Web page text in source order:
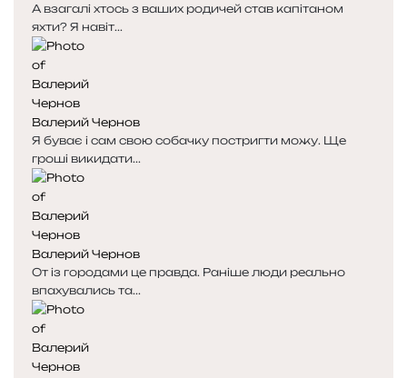
т
о
р
і
н
к
а
т
о
р
і
н
к
а
А взагалі хтось з ваших родичей став капітаном
яхти? Я навіт...
Валерий Чернов
Я буває і сам свою собачку постригти можу. Ще
гроші викидати...
Валерий Чернов
От із городами це правда. Раніше люди реально
впахувались та...